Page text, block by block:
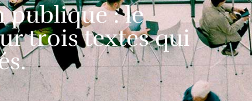
publique : le
trois textes qui